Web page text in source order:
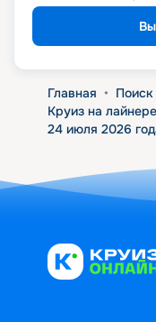
Главная • Поиск
Круиз на
24 июля 2026